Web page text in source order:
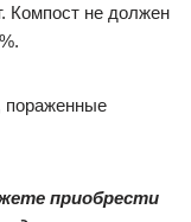
Компост не должен
пораженные
приобрести